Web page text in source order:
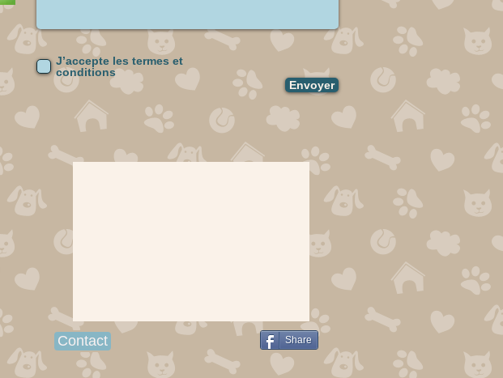
J’accepte les termes et
conditions
Envoyer
Contact Share